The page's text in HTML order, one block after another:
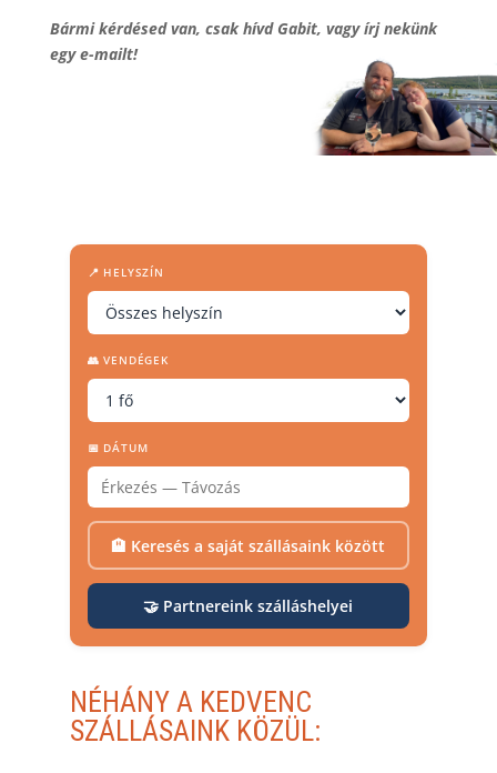
Bármi kérdésed van, csak hívd Gabit, vagy írj nekünk
egy e-mailt!
📍 HELYSZÍN
👥 VENDÉGEK
📅 DÁTUM
🏨 Keresés a saját szállásaink között
🤝 Partnereink szálláshelyei
NÉHÁNY A KEDVENC
SZÁLLÁSAINK KÖZÜL: